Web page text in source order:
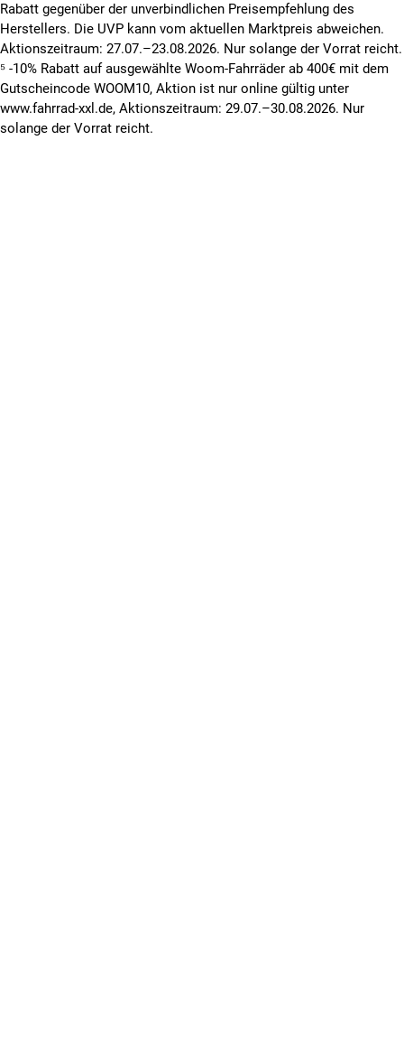
Rabatt gegenüber der unverbindlichen Preisempfehlung des
Herstellers. Die UVP kann vom aktuellen Marktpreis abweichen.
Aktionszeitraum: 27.07.–23.08.2026. Nur solange der Vorrat reicht.
⁵ -10% Rabatt auf ausgewählte Woom-Fahrräder ab 400€ mit dem
Gutscheincode WOOM10, Aktion ist nur online gültig unter
www.fahrrad-xxl.de, Aktionszeitraum: 29.07.–30.08.2026. Nur
solange der Vorrat reicht.